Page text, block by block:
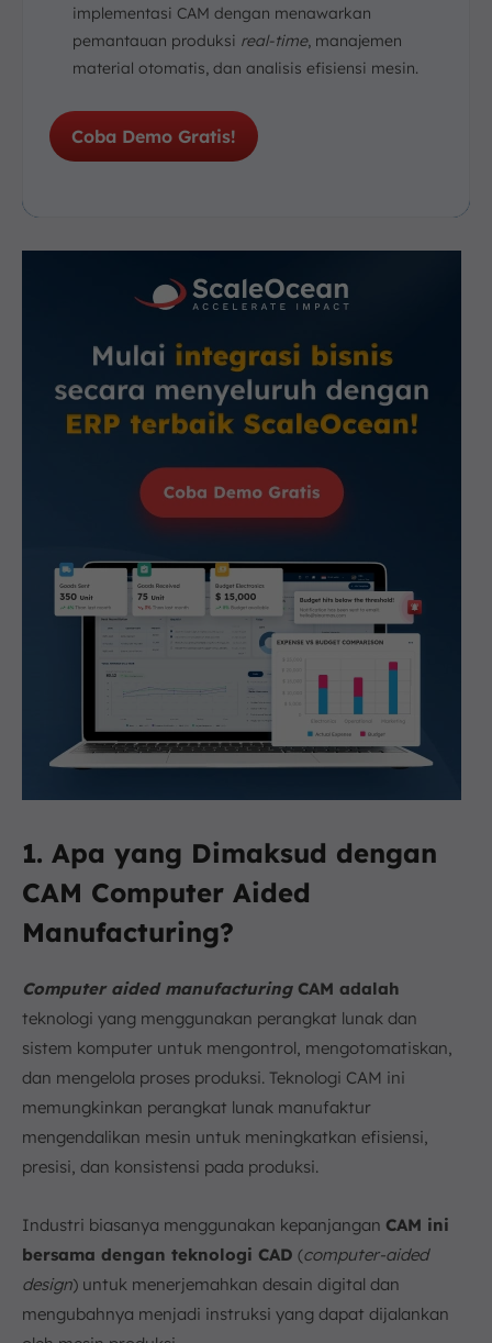
implementasi CAM dengan menawarkan
pemantauan produksi real-time, manajemen
material otomatis, dan analisis efisiensi mesin.
Coba Demo Gratis!
1. Apa yang Dimaksud dengan
CAM Computer Aided
Manufacturing?
Computer aided manufacturingCAM adalah
teknologi yang menggunakan perangkat lunak dan
sistem komputer untuk mengontrol, mengotomatiskan,
dan mengelola proses produksi. Teknologi CAM ini
memungkinkan perangkat lunak manufaktur
mengendalikan mesin untuk meningkatkan efisiensi,
presisi, dan konsistensi pada produksi.
Industri biasanya menggunakan kepanjangan CAM ini
bersama dengan teknologi CAD (computer-aided
design) untuk menerjemahkan desain digital dan
mengubahnya menjadi instruksi yang dapat dijalankan